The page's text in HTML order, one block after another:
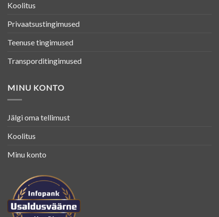
Koolitus
Privaatsustingimused
Teenuse tingimused
Transporditingimused
MINU KONTO
Jälgi oma tellimust
Koolitus
Minu konto